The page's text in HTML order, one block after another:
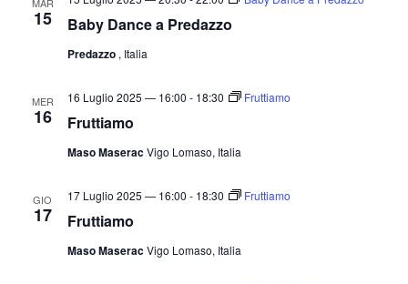
15 Baby Dance a Predazzo
Predazzo , Italia
MER
16 Fruttiamo
16 Luglio 2025 — 16:00 - 18:30 Fruttiamo
Maso MaseracVigo Lomaso, Italia
GIO
17 Fruttiamo
17 Luglio 2025 — 16:00 - 18:30 Fruttiamo
Maso MaseracVigo Lomaso, Italia